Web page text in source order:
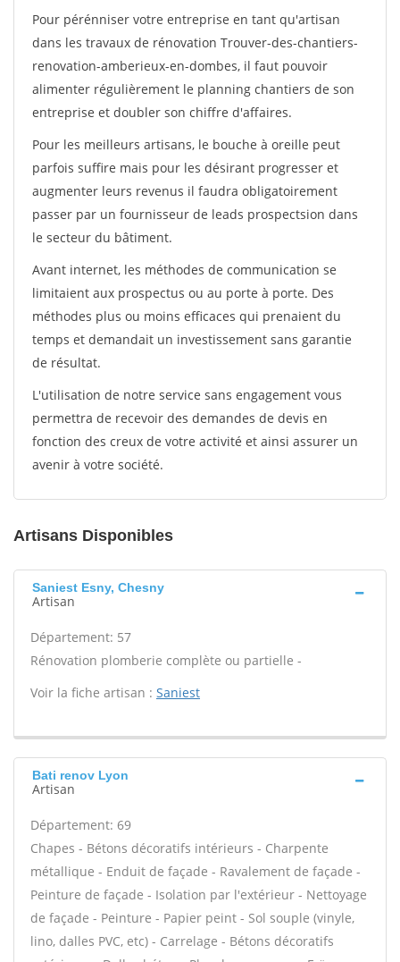
Pour pérénniser votre entreprise en tant qu'artisan
dans les travaux de rénovation Trouver-des-chantiers-
renovation-amberieux-en-dombes, il faut pouvoir
alimenter régulièrement le planning chantiers de son
entreprise et doubler son chiffre d'affaires.
Pour les meilleurs artisans, le bouche à oreille peut
parfois suffire mais pour les désirant progresser et
augmenter leurs revenus il faudra obligatoirement
passer par un fournisseur de leads prospectsion dans
le secteur du bâtiment.
Avant internet, les méthodes de communication se
limitaient aux prospectus ou au porte à porte. Des
méthodes plus ou moins efficaces qui prenaient du
temps et demandait un investissement sans garantie
de résultat.
L'utilisation de notre service sans engagement vous
permettra de recevoir des demandes de devis en
fonction des creux de votre activité et ainsi assurer un
avenir à votre société.
Artisans Disponibles
Saniest Esny, Chesny
Artisan
Département: 57
Rénovation plomberie complète ou partielle -
Voir la fiche artisan : Saniest
Bati renov Lyon
Artisan
Département: 69
Chapes - Bétons décoratifs intérieurs - Charpente
métallique - Enduit de façade - Ravalement de façade -
Peinture de façade - Isolation par l'extérieur - Nettoyage
de façade - Peinture - Papier peint - Sol souple (vinyle,
lino, dalles PVC, etc) - Carrelage - Bétons décoratifs